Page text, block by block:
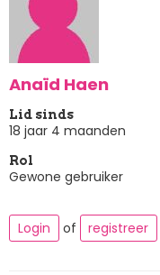
Anaïd Haen
Lid sinds
18 jaar 4 maanden
Rol
Gewone gebruiker
Login of registreer